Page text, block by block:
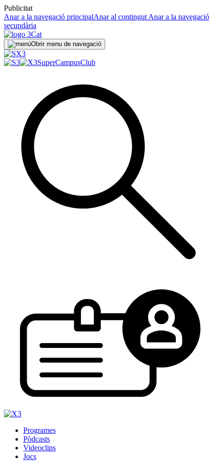
Publicitat
Anar a la navegació principalAnar al contingut Anar a la navegació
secundària
Obrir menu de navegació
SuperCampusClub
Programes
Pòdcasts
Videoclips
Jocs